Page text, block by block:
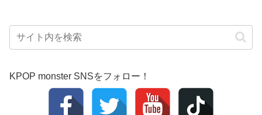
KPOP monster SNSをフォロー！